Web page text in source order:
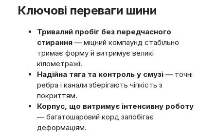
Ключові переваги шини
Тривалий пробіг без передчасного
стирання— міцний компаунд стабільно
тримає форму й витримує великі
кілометражі.
Надійна тяга та контроль у смузі— точні
ребра і канали зберігають чіпкість з
покриттям.
Корпус, що витримує інтенсивну роботу
— багатошаровий корд запобігає
деформаціям.